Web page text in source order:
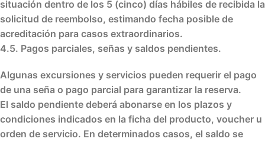
situación dentro de los 5 (cinco) días hábiles de recibida la
solicitud de reembolso, estimando fecha posible de
acreditación para casos extraordinarios.
4.5. Pagos parciales, señas y saldos pendientes.
Algunas excursiones y servicios pueden requerir el pago
de una seña o pago parcial para garantizar la reserva.
El saldo pendiente deberá abonarse en los plazos y
condiciones indicados en la ficha del producto, voucher u
orden de servicio. En determinados casos, el saldo se